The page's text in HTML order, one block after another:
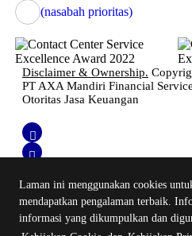
Laman ini menggunakan cookies
mendapatkan pengalaman terbaik.
informasi yang dikumpulkan dan
(nasabah prioritas)
Disclaimer & Ownership.
PT AXA Mandiri Financial
Otoritas Jasa Keuangan
Login Emma